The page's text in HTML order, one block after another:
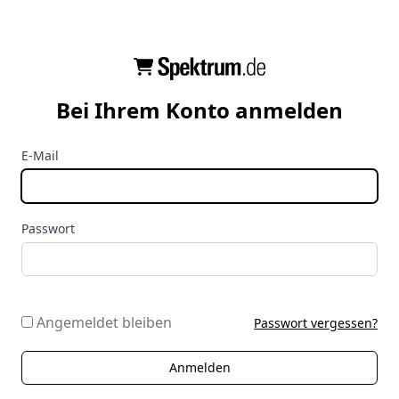
Bei Ihrem Konto anmelden
E-Mail
Passwort
Angemeldet bleiben Passwort vergessen?